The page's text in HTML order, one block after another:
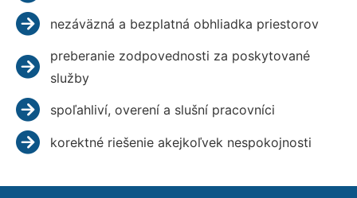
nezáväzná a bezplatná obhliadka priestorov
preberanie zodpovednosti za poskytované
služby
spoľahliví, overení a slušní pracovníci
korektné riešenie akejkoľvek nespokojnosti